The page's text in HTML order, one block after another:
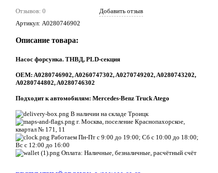
Отзывов: 0
Добавить отзыв
Артикул: A0280746902
Описание товара:
Насос форсунка. ТНВД, PLD-секция
ОEM: A0280746902, A0260747302, A0270749202, A0280743202,
A0280744802, A0280746302
Подходит к автомобилям: Mercedes-Benz Truck Atego
В наличии на складе Троицк
г. Москва, поселение Краснопахорское,
квартал № 171, 11
Работаем Пн-Пт с 9:00 до 19:00; Сб с 10:00 до 18:00;
Вс с 12:00 до 16:00
Оплата: Наличные, безналичные, расчётный счёт